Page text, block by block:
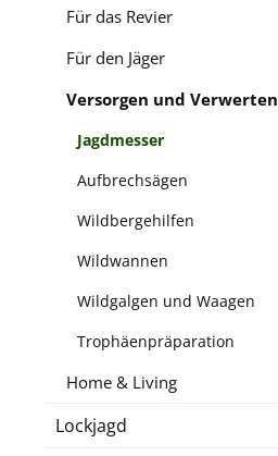
Für das Revier
Für den Jäger
Versorgen und Verwerten
Jagdmesser
Aufbrechsägen
Wildbergehilfen
Wildwannen
Wildgalgen und Waagen
Trophäenpräparation
Home & Living
Lockjagd